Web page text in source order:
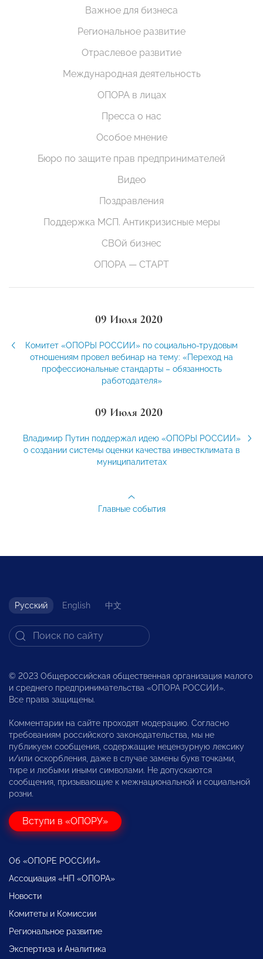
Важное для бизнеса
Региональное развитие
Отраслевое развитие
Международная деятельность
ОПОРА в лицах
Пресса о нас
Особое мнение
Бюро по защите прав предпринимателей
Видео
Поздравления
Поддержка МСП. Антикризисные меры
СВОй бизнес
ОПОРА — СТАРТ
09 Июля 2020
Комитет «ОПОРЫ РОССИИ» по социально-трудовым
отношениям провел вебинар на тему: «Переход на
профессиональные стандарты – обязанность
работодателя»
09 Июля 2020
Владимир Путин поддержал идею «ОПОРЫ РОССИИ»
о создании системы оценки качества инвестклимата в
муниципалитетах
Главные события
Русский English 中文
© 2023 Общероссийская общественная организация малого
и среднего предпринимательства «ОПОРА РОССИИ».
Все права защищены.
Комментарии на сайте проходят модерацию. Согласно
требованиям российского законодательства, мы не
публикуем сообщения, содержащие нецензурную лексику
и/или оскорбления, даже в случае замены букв точками,
тире и любыми иными символами. Не допускаются
сообщения, призывающие к межнациональной и социальной
розни.
Вступи в «ОПОРУ»
Об «ОПОРЕ РОССИИ»
Ассоциация «НП «ОПОРА»
Новости
Комитеты и Комиссии
Региональное развитие
Экспертиза и Аналитика